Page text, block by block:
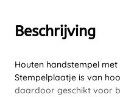
Beschrijving
Houten handstempel
Stempelplaatje is van
daardoor geschikt voor